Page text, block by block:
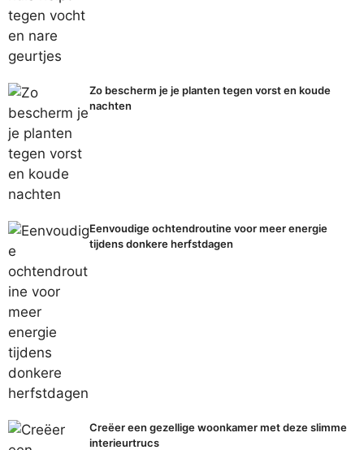
Zo bescherm je je planten tegen vorst en koude
nachten
Eenvoudige ochtendroutine voor meer energie
tijdens donkere herfstdagen
Creëer een gezellige woonkamer met deze slimme
interieurtrucs